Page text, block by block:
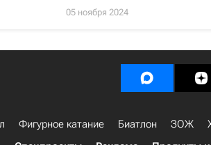
05 ноября 2024
Фигурное катание Биатлон ЗОЖ